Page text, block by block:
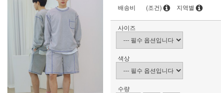
배송비 (조건) 지역별
사이즈
색상
수량